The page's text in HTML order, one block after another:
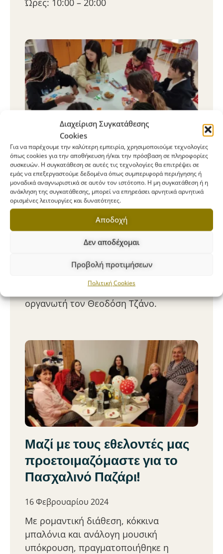
Διαχείριση Συγκατάθεσης
Cookies
Για να παρέχουμε την καλύτερη εμπειρία, χρησιμοποιούμε τεχνολογίες
όπως cookies για την αποθήκευση ή/και την πρόσβαση σε πληροφορίες
συσκευών. Η συγκατάθεση σε αυτές τις τεχνολογίες θα επιτρέψει σε
εμάς να επεξεργαστούμε δεδομένα όπως συμπεριφορά περιήγησης ή
μοναδικά αναγνωριστικά σε αυτόν τον ιστότοπο. Η μη συγκατάθεση ή η
ανάκληση της συγκατάθεσης, μπορεί να επηρεάσει αρνητικά αρνητικά
ορισμένες λειτουργίες και δυνατότητες.
Αποδοχή
Δεν αποδέχομαι
Προβολή προτιμήσεων
Πολιτική Cookies
Ώρες: 10:00 – 20:00
Ανταλλαγή Πολιτισμών. Η
συνάντησή μας με τους
Ιάπωνες Εθελοντές της
Ι.Δ.Ε.Α.
Για ακόμη μία χρονιά εθελοντές από την
Ιαπωνία επισκέφθηκαν την Τρίτη 26
Μαρτίου το Χατζηκυριάκειο μέσω της
Εθελοντισμός – Αλληλεγγύη) με
οργανωτή τον Θεοδόση Τζάνο.
Μαζί με τους εθελοντές μας
προετοιμαζόμαστε για το
Πασχαλινό Παζάρι!
16 Φεβρουαρίου 2024
Με ρομαντική διάθεση, κόκκινα
μπαλόνια και ανάλογη μουσική
υπόκρουση, πραγματοποιήθηκε η